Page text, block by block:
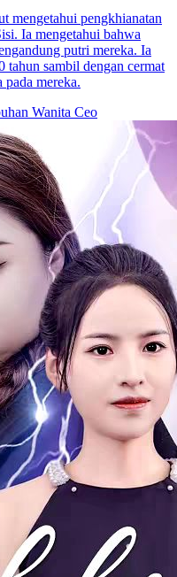
mengetahui pengkhianatan
Ia mengetahui bahwa
putri mereka. Ia
tahun sambil dengan cermat
pada mereka.
Wanita Ceo